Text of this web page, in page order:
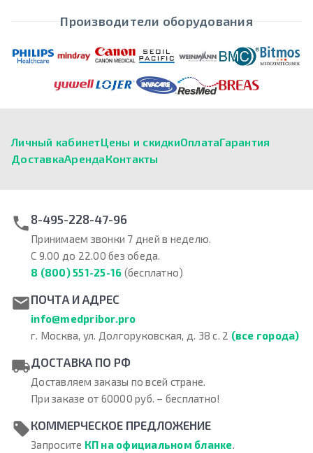
Производители оборудования
Личный кабинетЦены и скидкиОплатаГарантия
ДоставкаАрендаКонтакты
8-495-228-47-96
Принимаем звонки 7 дней в неделю.
С 9.00 до 22.00 без обеда.
8 (800) 551-25-16 (бесплатно)
ПОЧТА И АДРЕС
info@medpribor.pro
г. Москва, ул. Долгоруковская, д. 38 с. 2 (все города)
ДОСТАВКА ПО РФ
Доставляем заказы по всей стране.
При заказе от 60000 руб. – бесплатно!
КОММЕРЧЕСКОЕ ПРЕДЛОЖЕНИЕ
Запросите КП на официальном бланке.